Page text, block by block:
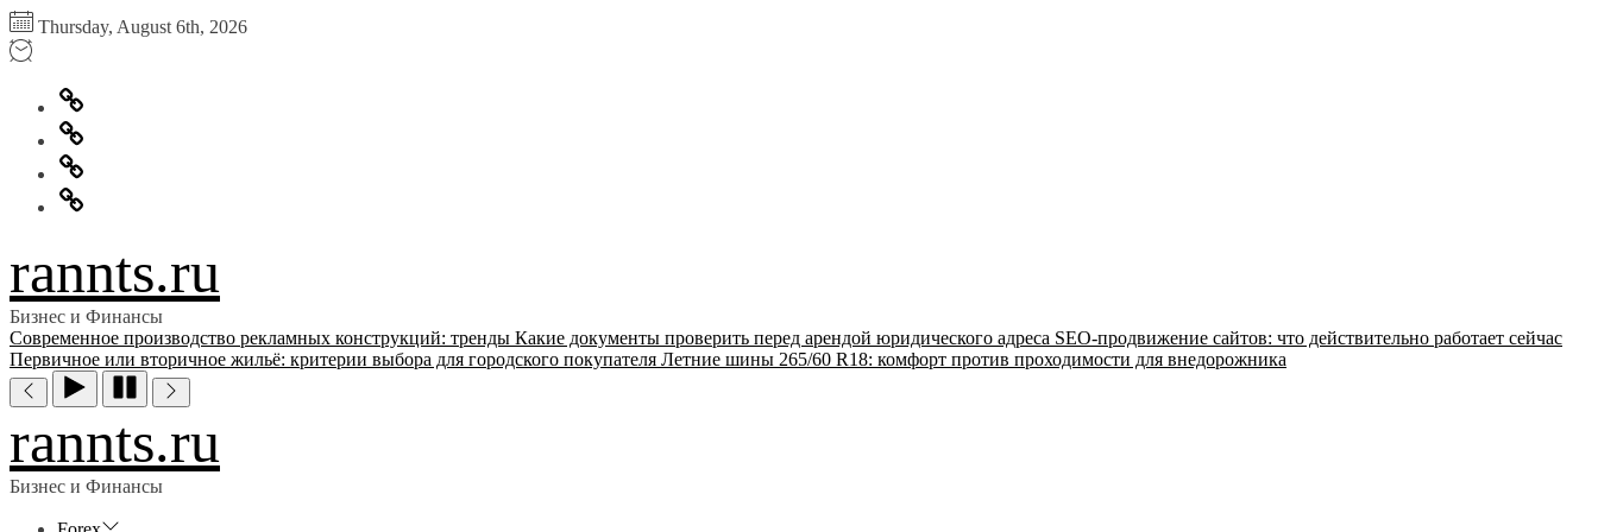
Перейти
к
содержимому
Thursday, August 6th, 2026
Главная
Информация
для
правообладателей
Обратная
связь
Политика
конфиденциальности
rannts.ru
Бизнес и Финансы
Современное производство рекламных конструкций: тренды Какие документы проверить перед арендой юридического адреса SEO-продвижение сайтов: что действительно работает сейчас
Первичное или вторичное жильё: критерии выбора для городского покупателя Летние шины 265/60 R18: комфорт против проходимости для внедорожника
rannts.ru
Бизнес и Финансы